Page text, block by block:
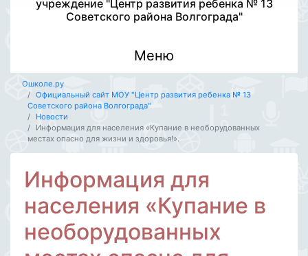
учреждение "Центр развития ребенка № 13
Советского района Волгограда"
Меню
Ошколе.ру
Официальный сайт МОУ "Центр развития ребенка № 13
Советского района Волгограда"
Новости
Информация для населения «Купание в необорудованных
местах опасно для жизни и здоровья!».
Информация для
населения «Купание в
необорудованных